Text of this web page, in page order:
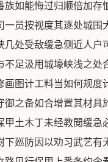
族如能悔过归顺倍加存
一员按视度其逐处城围
几处受敌缓急侧近人户
不足汲用城壕峡浅之处
画图计工料当如何规度
御之备如合增置其材具
甲土木丁未经教閲缓急
下廵防因以劝习武艺有